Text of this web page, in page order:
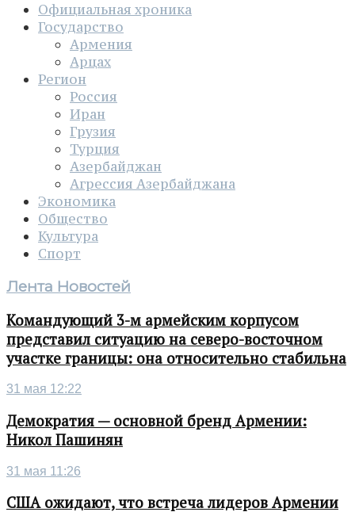
Официальная хроника
Государство
Армения
Арцах
Регион
Россия
Иран
Грузия
Турция
Азербайджан
Агрессия Азербайджана
Экономика
Общество
Культура
Спорт
Лента Новостей
Командующий 3-м армейским корпусом
представил ситуацию на северо-восточном
участке границы: она относительно стабильна
31 мая 12:22
Демократия — основной бренд Армении:
Никол Пашинян
31 мая 11:26
США ожидают, что встреча лидеров Армении